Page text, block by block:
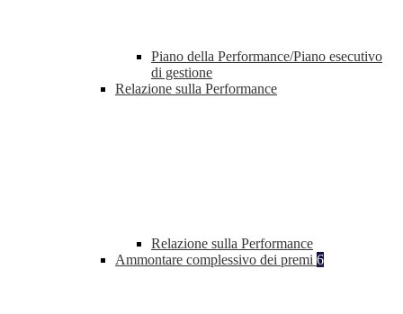
Piano della Performance/Piano esecutivo
di gestione
Relazione sulla Performance
Relazione sulla Performance
Ammontare complessivo dei premi 6